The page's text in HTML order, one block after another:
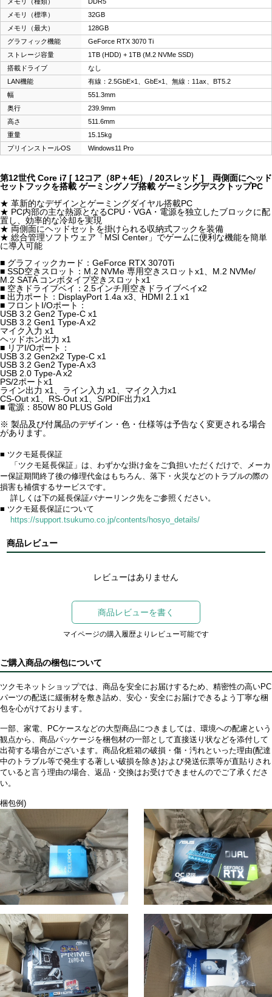
メモリ（標準）
32GB
メモリ（最大）
128GB
グラフィック機能
GeForce RTX 3070 Ti
ストレージ容量
1TB (HDD) + 1TB (M.2 NVMe SSD)
搭載ドライブ
なし
LAN機能
有線：2.5GbE×1、GbE×1、無線：11ax、BT5.2
幅
551.3mm
奥行
239.9mm
高さ
511.6mm
重量
15.15kg
プリインストールOS
Windows11 Pro
第12世代 Core i7 [ 12コア（8P＋4E） / 20スレッド ] 両側面にヘッド
セットフックを搭載 ゲーミングノブ搭載 ゲーミングデスクトップPC
★ 革新的なデザインとゲーミングダイヤル搭載PC
★ PC内部の主な熱源となるCPU・VGA・電源を独立したブロックに配
置し、効率的な冷却を実現
★ 両側面にヘッドセットを掛けられる収納式フックを装備
★ 総合管理ソフトウェア「MSI Center」でゲームに便利な機能を簡単
に導入可能
■ グラフィックカード：GeForce RTX 3070Ti
■ SSD空きスロット：M.2 NVMe 専用空きスロットx1、M.2 NVMe/
M.2 SATA コンボタイプ空きスロットx1
■ 空きドライブベイ：2.5インチ用空きドライブベイx2
■ 出力ポート：DisplayPort 1.4a x3、HDMI 2.1 x1
■ フロントI/Oポート：
USB 3.2 Gen2 Type-C x1
USB 3.2 Gen1 Type-A x2
マイク入力 x1
ヘッドホン出力 x1
■ リアI/Oポート：
USB 3.2 Gen2x2 Type-C x1
USB 3.2 Gen2 Type-A x3
USB 2.0 Type-A x2
PS/2ポートx1
ライン出力 x1、ライン入力 x1、マイク入力x1
CS-Out x1、RS-Out x1、S/PDIF出力x1
■ 電源：850W 80 PLUS Gold
※ 製品及び付属品のデザイン・色・仕様等は予告なく変更される場合
があります。
■ ツクモ延長保証
「ツクモ延長保証」は、わずかな掛け金をご負担いただくだけで、メーカ
ー保証期間終了後の修理代金はもちろん、落下・火災などのトラブルの際の
損害も補償するサービスです。
詳しくは下の延長保証バナーリンク先をご参照ください。
■ ツクモ延長保証について
https://support.tsukumo.co.jp/contents/hosyo_details/
商品レビュー
レビューはありません
商品レビューを書く
マイページの購入履歴よりレビュー可能です
ご購入商品の梱包について
ツクモネットショップでは、商品を安全にお届けするため、精密性の高いPC
パーツの配送に緩衝材を敷き詰め、安心・安全にお届けできるよう丁寧な梱
包を心がけております。
一部、家電、PCケースなどの大型商品につきましては、環境への配慮という
観点から、商品パッケージを梱包材の一部として直接送り状などを添付して
出荷する場合がございます。商品化粧箱の破損・傷・汚れといった理由(配達
中のトラブル等で発生する著しい破損を除き)および発送伝票等が直貼りされ
ていると言う理由の場合、返品・交換はお受けできませんのでご了承くださ
い。
梱包例)